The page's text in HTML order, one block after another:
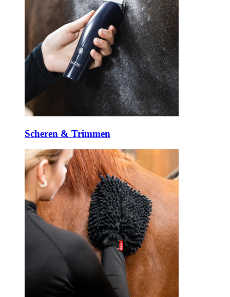
Scheren & Trimmen